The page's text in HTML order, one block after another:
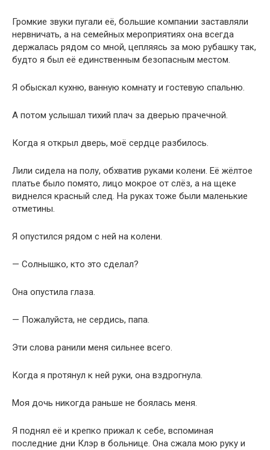
Громкие звуки пугали её, большие компании заставляли
нервничать, а на семейных мероприятиях она всегда
держалась рядом со мной, цепляясь за мою рубашку так,
будто я был её единственным безопасным местом.
Я обыскал кухню, ванную комнату и гостевую спальню.
А потом услышал тихий плач за дверью прачечной.
Когда я открыл дверь, моё сердце разбилось.
Лили сидела на полу, обхватив руками колени. Её жёлтое
платье было помято, лицо мокрое от слёз, а на щеке
виднелся красный след. На руках тоже были маленькие
отметины.
Я опустился рядом с ней на колени.
— Солнышко, кто это сделал?
Она опустила глаза.
— Пожалуйста, не сердись, папа.
Эти слова ранили меня сильнее всего.
Когда я протянул к ней руки, она вздрогнула.
Моя дочь никогда раньше не боялась меня.
Я поднял её и крепко прижал к себе, вспоминая
последние дни Клэр в больнице. Она сжала мою руку и